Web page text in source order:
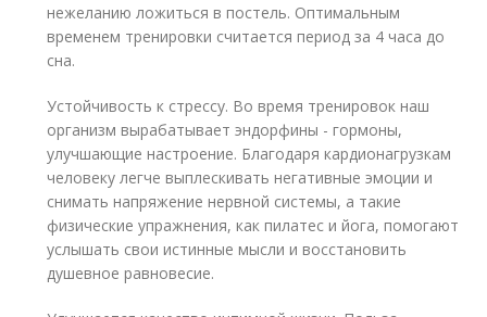
нежеланию ложиться в постель. Оптимальным
временем тренировки считается период за 4 часа до
сна.
Устойчивость к стрессу. Во время тренировок наш
организм вырабатывает эндорфины - гормоны,
улучшающие настроение. Благодаря кардионагрузкам
человеку легче выплескивать негативные эмоции и
снимать напряжение нервной системы, а такие
физические упражнения, как пилатес и йога, помогают
услышать свои истинные мысли и восстановить
душевное равновесие.